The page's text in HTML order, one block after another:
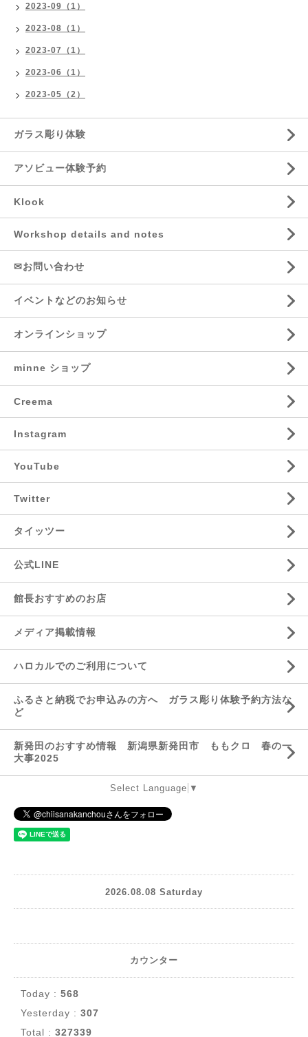
2023-09（1）
2023-08（1）
2023-07（1）
2023-06（1）
2023-05（2）
ガラス彫り体験
アソビュー体験予約
Klook
Workshop details and notes
✉お問い合わせ
イベントなどのお知らせ
オンラインショップ
minne ショップ
Creema
Instagram
YouTube
Twitter
タイッツー
公式LINE
館長おすすめのお店
メディア掲載情報
ハロカルでのご利用について
ふるさと納税でお申込みの方へ ガラス彫り体験予約方法な
ど
新発田のおすすめ情報 新潟県新発田市 ももクロ 春の一
大事2025
Select Language ▼
2026.08.08 Saturday
カウンター
Today : 568
Yesterday : 307
Total : 327339